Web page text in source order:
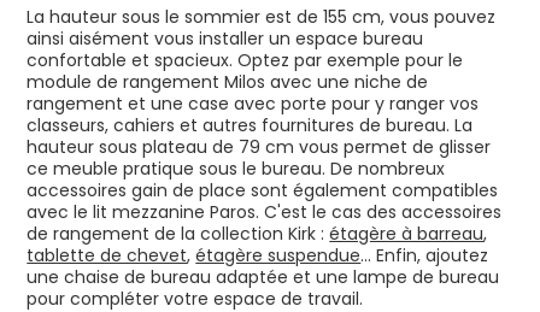
La hauteur sous le sommier est de 155 cm, vous pouvez
ainsi aisément vous installer un espace bureau
confortable et spacieux. Optez par exemple pour le
module de rangement Milos avec une niche de
rangement et une case avec porte pour y ranger vos
classeurs, cahiers et autres fournitures de bureau. La
hauteur sous plateau de 79 cm vous permet de glisser
ce meuble pratique sous le bureau. De nombreux
accessoires gain de place sont également compatibles
avec le lit mezzanine Paros. C'est le cas des accessoires
de rangement de la collection Kirk :étagère à barreau,
tablette de chevet,étagère suspendue... Enfin, ajoutez
une chaise de bureau adaptée et une lampe de bureau
pour compléter votre espace de travail.